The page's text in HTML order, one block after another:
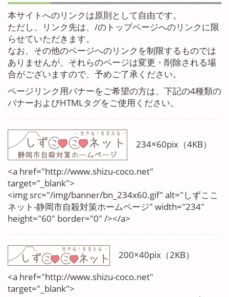
本サイトへのリンクは原則として自由です。
ただし、リンク先は、/のトップページへのリンクに限
らせていただきます。
なお、その他のページへのリンクを制限するものでは
ありませんが、それらのページは変更・削除される場
合がございますので、予めご了承ください。
ページリンク用バナーをご希望の方は、下記の4種類の
バナーおよびHTMLタグをご使用ください。
234×60pix（4KB）
<a href="http://www.shizu-coco.net"
target="_blank">
<img src="/img/banner/bn_234x60.gif" alt="しずここ
ネット-静岡市自殺対策ホームページ" width="234"
height="60" border="0" /></a>
200×40pix（2KB）
<a href="http://www.shizu-coco.net"
target="_blank">